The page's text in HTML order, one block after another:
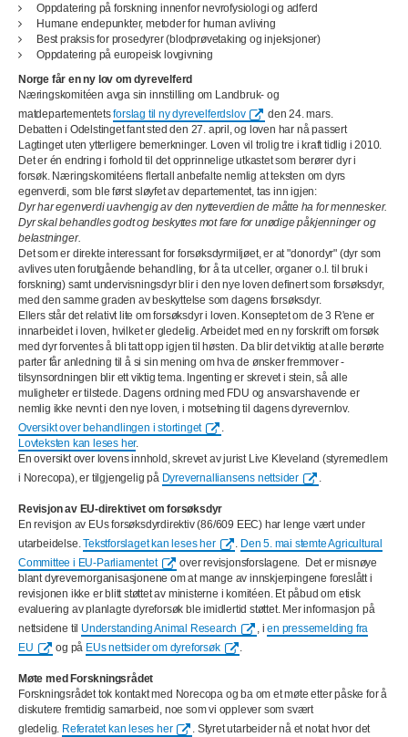
Oppdatering på forskning innenfor nevrofysiologi og adferd
Humane endepunkter, metoder for human avliving
Best praksis for prosedyrer (blodprøvetaking og injeksjoner)
Oppdatering på europeisk lovgivning
Norge får en ny lov om dyrevelferd
Næringskomitéen avga sin innstilling om Landbruk- og
matdepartementetsforslag til ny dyrevelferdslov
den 24. mars.
Debatten i Odelstinget fant sted den 27. april, og loven har nå passert
Lagtinget uten ytterligere bemerkninger. Loven vil trolig tre i kraft tidlig i 2010.
Det er én endring i forhold til det opprinnelige utkastet som berører dyr i
forsøk. Næringskomitéens flertall anbefalte nemlig at teksten om dyrs
egenverdi, som ble først sløyfet av departementet, tas inn igjen:
Dyr har egenverdi uavhengig av den nytteverdien de måtte ha for mennesker.
Dyr skal behandles godt og beskyttes mot fare for unødige påkjenninger og
belastninger.
Det som er direkte interessant for forsøksdyrmiljøet, er at "donordyr" (dyr som
avlives uten forutgående behandling, for å ta ut celler, organer o.l. til bruk i
forskning) samt undervisningsdyr blir i den nye loven definert som forsøksdyr,
med den samme graden av beskyttelse som dagens forsøksdyr.
Ellers står det relativt lite om forsøksdyr i loven. Konseptet om de 3 R'ene er
innarbeidet i loven, hvilket er gledelig. Arbeidet med en ny forskrift om forsøk
med dyr forventes å bli tatt opp igjen til høsten. Da blir det viktig at alle berørte
parter får anledning til å si sin mening om hva de ønsker fremmover -
tilsynsordningen blir ett viktig tema. Ingenting er skrevet i stein, så alle
muligheter er tilstede. Dagens ordning med FDU og ansvarshavende er
nemlig ikke nevnt i den nye loven, i motsetning til dagens dyrevernlov.
Oversikt over behandlingen i stortinget
.
Lovteksten kan leses her.
En oversikt over lovens innhold, skrevet av jurist Live Kleveland (styremedlem
i Norecopa), er tilgjengelig på Dyrevernalliansens nettsider .
Revisjon av EU-direktivet om forsøksdyr
En revisjon av EUs forsøksdyrdirektiv (86/609 EEC) har lenge vært under
utarbeidelse.Tekstforslaget kan leses her . Den 5. mai stemte Agricultural
Committee i EU-Parliamentet
over revisjonsforslagene. Det er misnøye
blant dyrevernorganisasjonene om at mange av innskjerpingene foreslått i
revisjonen ikke er blitt støttet av ministerne i komitéen. Et påbud om etisk
evaluering av planlagte dyreforsøk ble imidlertid støttet. Mer informasjon på
nettsidene til Understanding Animal Research , ien pressemelding fra
EU
og på EUs nettsider om dyreforsøk .
Møte med Forskningsrådet
Forskningsrådet tok kontakt med Norecopa og ba om et møte etter påske for å
diskutere fremtidig samarbeid, noe som vi opplever som svært
gledelig. Referatet kan leses her
. Styret utarbeider nå et notat hvor det